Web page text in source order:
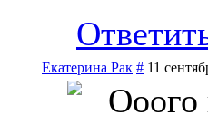
Екатерина Рак # 11
Ооого